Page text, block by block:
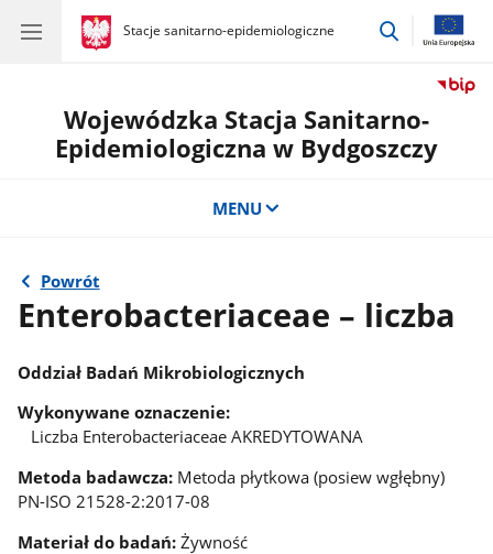
gov.pl
Stacje sanitarno-epidemiologiczne
gov.pl
Stacje
przejdź
Wojewódzka Stacja Sanitarno-
Epidemiologiczna w Bydgoszczy
MENU
Powrót
Enterobacteriaceae – liczba
Oddział Badań Mikrobiologicznych
Wykonywane oznaczenie:
Liczba Enterobacteriaceae AKREDYTOWANA
Metoda badawcza: Metoda płytkowa (posiew wgłębny)
PN-ISO 21528-2:2017-08
Materiał do badań: Żywność